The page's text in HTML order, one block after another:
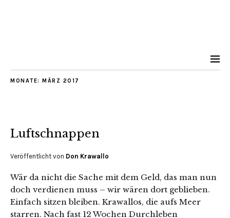
MONATE: MÄRZ 2017
Luftschnappen
Veröffentlicht von Don Krawallo
Wär da nicht die Sache mit dem Geld, das man nun
doch verdienen muss – wir wären dort geblieben.
Einfach sitzen bleiben. Krawallos, die aufs Meer
starren. Nach fast 12 Wochen Durchleben